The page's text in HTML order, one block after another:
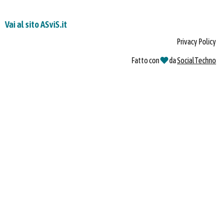
Vai al sito ASviS.it
Privacy Policy
Fatto con daSocialTechno